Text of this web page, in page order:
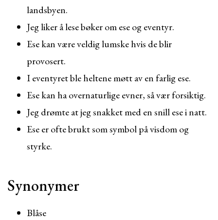
landsbyen.
Jeg liker å lese bøker om ese og eventyr.
Ese kan være veldig lumske hvis de blir
provosert.
I eventyret ble heltene møtt av en farlig ese.
Ese kan ha overnaturlige evner, så vær forsiktig.
Jeg drømte at jeg snakket med en snill ese i natt.
Ese er ofte brukt som symbol på visdom og
styrke.
Synonymer
Blåse